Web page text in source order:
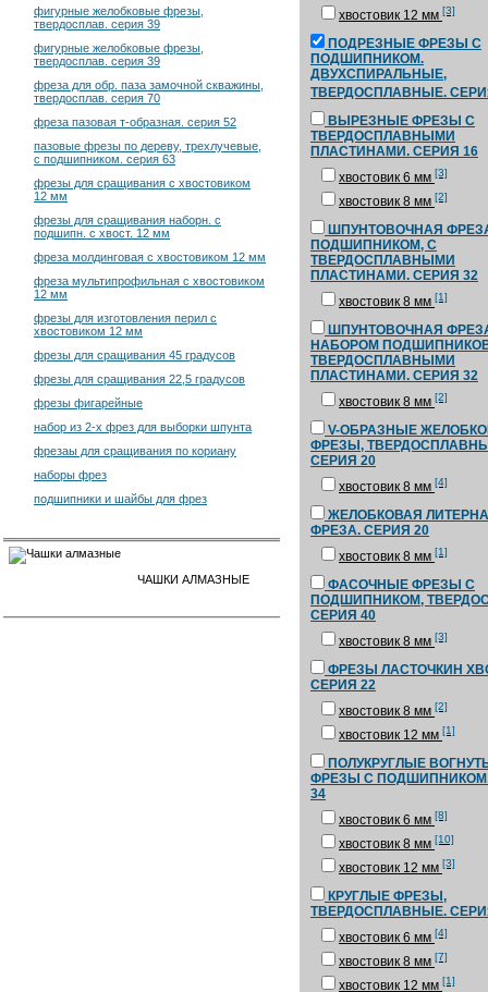
фигурные желобковые фрезы,
твердосплав. серия 39
фигурные желобковые фрезы,
твердосплав. серия 39
фреза для обр. паза замочной скважины,
твердосплав. серия 70
фреза пазовая т-образная. серия 52
пазовые фрезы по дереву, трехлучевые,
с подшипником. серия 63
фрезы для сращивания с хвостовиком
12 мм
фрезы для сращивания наборн. с
подшипн. с хвост. 12 мм
фреза молдинговая с хвостовиком 12 мм
фреза мультипрофильная с хвостовиком
12 мм
фрезы для изготовления перил с
хвостовиком 12 мм
фрезы для сращивания 45 градусов
фрезы для сращивания 22,5 градусов
фрезы фигарейные
набор из 2-х фрез для выборки шпунта
фрезаы для сращивания по кориану
наборы фрез
подшипники и шайбы для фрез
ЧАШКИ АЛМАЗНЫЕ
хвостовик 12 мм [3]
ПОДРЕЗНЫЕ ФРЕЗЫ С
ПОДШИПНИКОМ.
ДВУХСПИРАЛЬНЫЕ,
ТВЕРДОСПЛАВНЫЕ.
ВЫРЕЗНЫЕ ФРЕЗЫ С
ТВЕРДОСПЛАВНЫМИ
ПЛАСТИНАМИ. СЕРИЯ 16
хвостовик 6 мм [3]
хвостовик 8 мм [2]
ШПУНТОВОЧНАЯ
ПОДШИПНИКОМ, С
ТВЕРДОСПЛАВНЫМИ
ПЛАСТИНАМИ. СЕРИЯ 32
хвостовик 8 мм [1]
ШПУНТОВОЧНАЯ
НАБОРОМ
ТВЕРДОСПЛАВНЫМИ
ПЛАСТИНАМИ. СЕРИЯ 32
хвостовик 8 мм [2]
V-ОБРАЗНЫЕ
ФРЕЗЫ,
СЕРИЯ 20
хвостовик 8 мм [4]
ЖЕЛОБКОВАЯ
ФРЕЗА. СЕРИЯ 20
хвостовик 8 мм [1]
ФАСОЧНЫЕ ФРЕЗЫ С
ПОДШИПНИКОМ,
СЕРИЯ 40
хвостовик 8 мм [3]
ФРЕЗЫ ЛАСТОЧКИН
СЕРИЯ 22
хвостовик 8 мм [2]
хвостовик 12 мм [1]
ПОЛУКРУГЛЫЕ
ФРЕЗЫ С
34
хвостовик 6 мм [8]
хвостовик 8 мм [10]
хвостовик 12 мм [3]
КРУГЛЫЕ ФРЕЗЫ,
ТВЕРДОСПЛАВНЫЕ.
хвостовик 6 мм [4]
хвостовик 8 мм [7]
хвостовик 12 мм [1]